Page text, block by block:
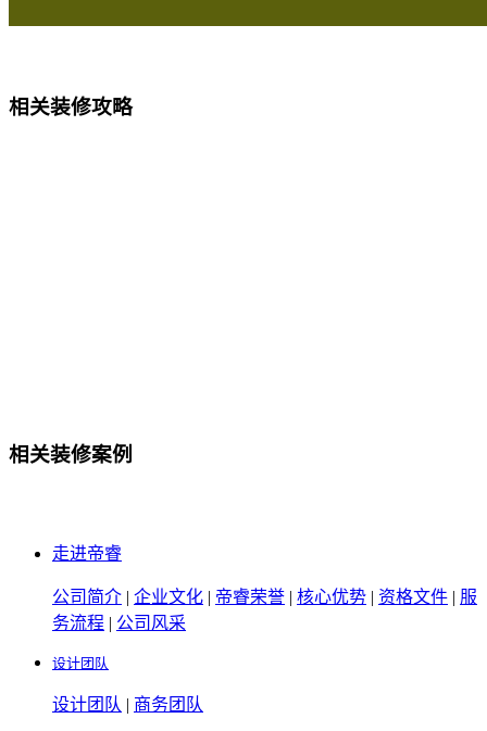
相关装修攻略
相关装修案例
走进帝睿
公司简介 | 企业文化 | 帝睿荣誉 | 核心优势 | 资格文件 | 服
务流程 | 公司风采
设计团队
设计团队 | 商务团队